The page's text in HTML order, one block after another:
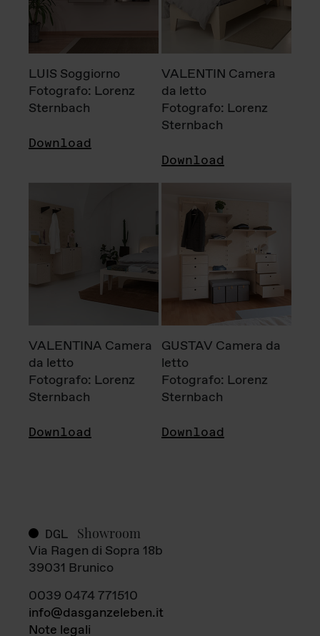
LUIS Soggiorno
Fotografo: Lorenz
Sternbach
Download
VALENTIN Camera
da letto
Fotografo: Lorenz
Sternbach
Download
VALENTINA Camera
da letto
Fotografo: Lorenz
Sternbach
Download
GUSTAV Camera da
letto
Fotografo: Lorenz
Sternbach
Download
DGL Showroom
Via Ragen di Sopra 18b
39031 Brunico
0039 0474 771510
info@dasganzeleben.it
Note legali